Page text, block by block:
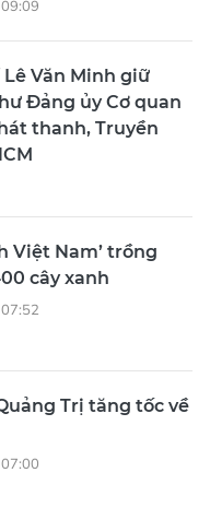
Văn Minh giữ
Đảng ủy Cơ quan
thanh, Truyền
Việt Nam’ trồng
cây xanh
Trị tăng tốc về